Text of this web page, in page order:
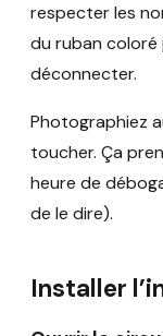
respecter les
du ruban coloré
déconnecter.
Photographiez
toucher. Ça
heure de
de le dire).
Installer